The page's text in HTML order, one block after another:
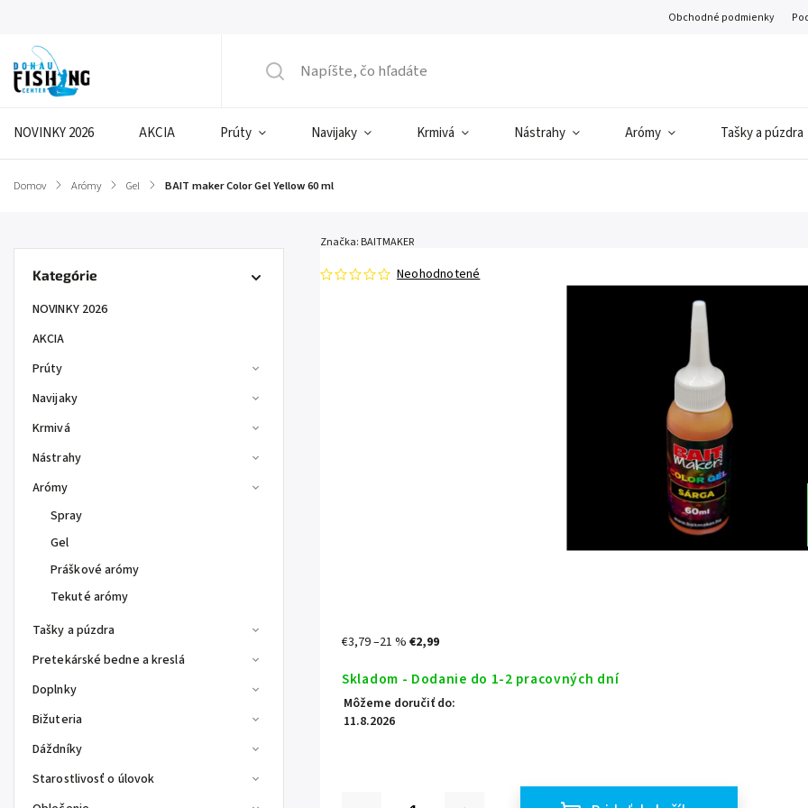
Obchodné podmienky
NOVINKY 2026 AKCIA Prúty Navijaky Krmivá Nástrahy Arómy Tašky a púzdra
Domov / Arómy / Gel / BAIT maker Color Gel Yellow 60 ml
Kategórie
NOVINKY 2026
AKCIA
Prúty
Navijaky
Krmivá
Nástrahy
Arómy
Spray
Gel
Práškové arómy
Tekuté arómy
Tašky a púzdra
Pretekárské bedne a kreslá
Doplnky
Bižuteria
Dáždníky
Starostlivosť o úlovok
Neohodnotené
Značka: BAITMAKER
€3,79–21 % €2,99
Skladom - Dodanie do 1-2 pracovných dní
Môžeme doručiť do:
11.8.2026